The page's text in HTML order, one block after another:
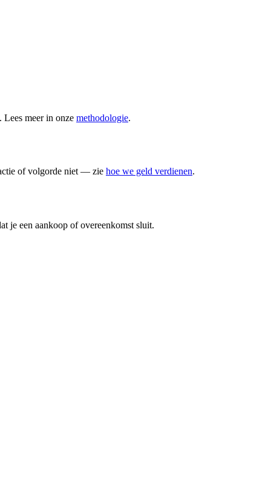
Lees meer in onze methodologie.
of volgorde niet — zie hoe we geld verdienen.
je een aankoop of overeenkomst sluit.